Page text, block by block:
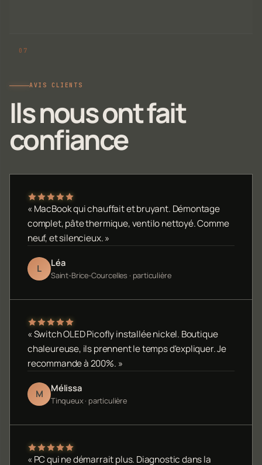
AVIS CLIENTS
Ils nous ont fait
confiance
« MacBook qui chauffait et bruyant. Démontage
complet, pâte thermique, ventilo nettoyé. Comme
neuf, et silencieux. »
L Léa
Saint-Brice-Courcelles · particulière
« Switch OLED Picofly installée nickel. Boutique
chaleureuse, ils prennent le temps d'expliquer. Je
recommande à 200%. »
M Mélissa
Tinqueux · particulière
« PC qui ne démarrait plus. Diagnostic dans la